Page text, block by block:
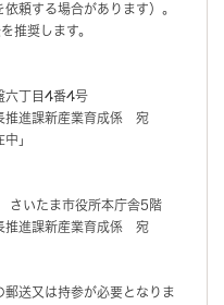
頼する場合があります）。
推奨します。
丁目4番4号
推進課新産業育成係 宛
」
いたま市役所本庁舎5階
推進課新産業育成係 宛
郵送又は持参が必要となりま